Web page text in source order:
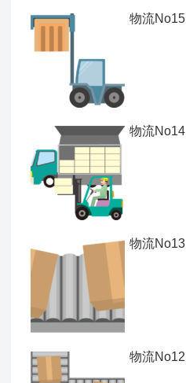
物流No15
物流No14
物流No13
物流No12